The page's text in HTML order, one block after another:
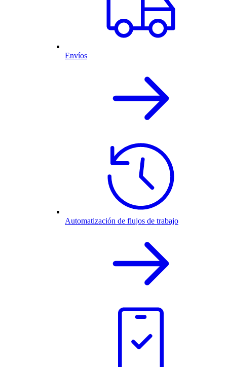
Envíos
Automatización de flujos de trabajo